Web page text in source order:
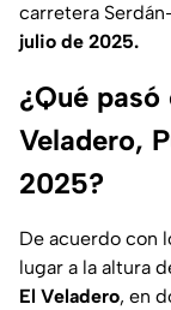
carretera
julio de 2025.
¿Qué
Veladero,
2025?
De acuerdo con
lugar a la altura
El Veladero, en